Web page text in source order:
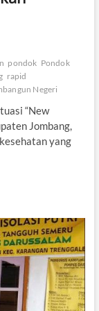
pondok Pondok
rapid
Negeri
“New
Jombang,
yang